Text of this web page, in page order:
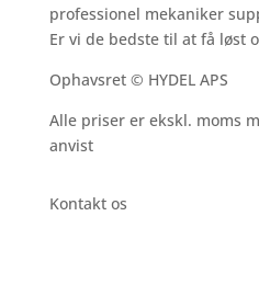
professionel mekaniker
Er vi de bedste til at få løst
Ophavsret © HYDEL APS
Alle priser er ekskl. moms
anvist
Kontakt os